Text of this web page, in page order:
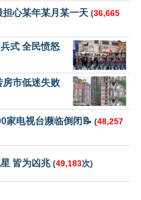
心某年某月某一天 (36,665
式 全民愤怒
房市低迷失败
家电视台濒临倒闭📝 (48,257
皆为凶兆(49,183次)